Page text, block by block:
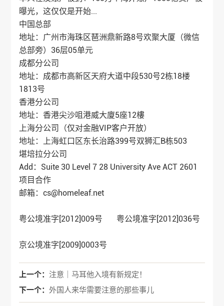
曝光，这仅仅是开始...
中国总部
地址：广州市海珠区琶洲鼎新路8号欢聚大厦（微信
总部旁）36层05单元
成都分公司
地址：成都市高新区天府大道中段530号2栋18楼
1813号
香港分公司
地址：香港尖沙咀港威大廈5座12樓
上海分公司（仅对金融VIP客户开放）
地址：上海虹口区东长治路399号双狮汇B栋503
堪培拉分公司
Add：Suite 30 Level 7 28 University Ave ACT 2601
项目合作
邮箱：cs@homeleaf.net
粤公境准字[2012]009号 粤公境准字[2012]036号
京公境准字[2009]0003号
上一个： 注意｜马耳他入境有新规定！
下一个： 外国人来华需要注意的那些事儿